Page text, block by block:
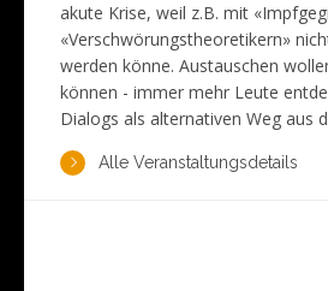
akute Krise, weil z.B. mit
«Verschwörungstheoretikern»
werden könne. Austauschen
können - immer mehr Leute
Dialogs als alternativen Weg aus
Alle Veranstaltungsdetails